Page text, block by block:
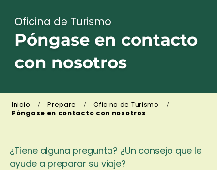
Oficina de Turismo
Póngase en contacto
con nosotros
Inicio Prepare
Oficina de Turismo
Póngase en contacto con nosotros
¿Tiene alguna pregunta? ¿Un consejo que le
ayude a preparar su viaje?